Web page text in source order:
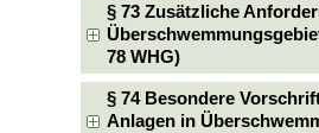
§ 73 Zusätzliche
78 WHG)
§ 74 Besondere
Anlagen in